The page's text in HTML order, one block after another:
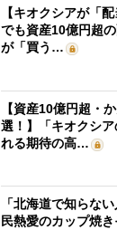
【キオクシアが「
でも資産10億円超
が「買う…
【資産10億円超・
選！】「キオクシ
れる期待の高…
「北海道で知らな
民熱愛のカップ焼